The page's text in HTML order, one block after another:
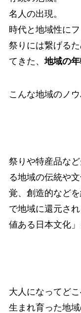
名人の出現。
時代と地域性に
祭りには繋げる
てきた、地域の
こんな地域のノ
祭りや特産品な
る地域の伝統や
覚、創造的など
で地域に還元さ
値ある日本文化
大人になってど
生まれ育った地